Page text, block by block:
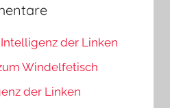
der Linken
Windelfetisch
der Linken